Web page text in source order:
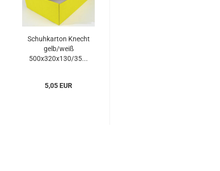
Schuh­kar­ton Knecht
gelb/weiß
500x320x130/35...
5,05 EUR